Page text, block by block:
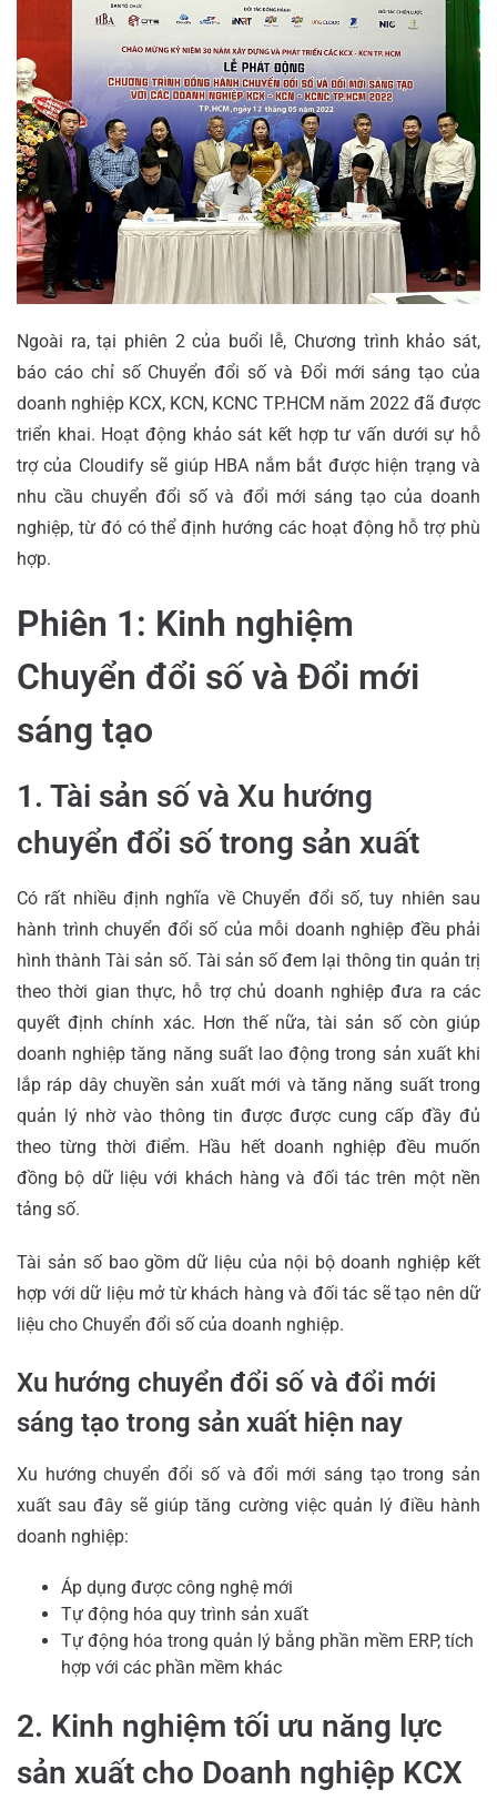
Ngoài ra, tại phiên 2 của buổi lễ, Chương trình khảo sát,
báo cáo chỉ số Chuyển đổi số và Đổi mới sáng tạo của
doanh nghiệp KCX, KCN, KCNC TP.HCM năm 2022 đã được
triển khai. Hoạt động khảo sát kết hợp tư vấn dưới sự hỗ
trợ của Cloudify sẽ giúp HBA nắm bắt được hiện trạng và
nhu cầu chuyển đổi số và đổi mới sáng tạo của doanh
nghiệp, từ đó có thể định hướng các hoạt động hỗ trợ phù
hợp.
Phiên 1: Kinh nghiệm
Chuyển đổi số và Đổi mới
sáng tạo
1. Tài sản số và Xu hướng
chuyển đổi số trong sản xuất
Có rất nhiều định nghĩa về Chuyển đổi số, tuy nhiên sau
hành trình chuyển đổi số của mỗi doanh nghiệp đều phải
hình thành Tài sản số. Tài sản số đem lại thông tin quản trị
theo thời gian thực, hỗ trợ chủ doanh nghiệp đưa ra các
quyết định chính xác. Hơn thế nữa, tài sản số còn giúp
doanh nghiệp tăng năng suất lao động trong sản xuất khi
lắp ráp dây chuyền sản xuất mới và tăng năng suất trong
quản lý nhờ vào thông tin được được cung cấp đầy đủ
theo từng thời điểm. Hầu hết doanh nghiệp đều muốn
đồng bộ dữ liệu với khách hàng và đối tác trên một nền
tảng số.
Tài sản số bao gồm dữ liệu của nội bộ doanh nghiệp kết
hợp với dữ liệu mở từ khách hàng và đối tác sẽ tạo nên dữ
liệu cho Chuyển đổi số của doanh nghiệp.
Xu hướng chuyển đổi số và đổi mới
sáng tạo trong sản xuất hiện nay
Xu hướng chuyển đổi số và đổi mới sáng tạo trong sản
xuất sau đây sẽ giúp tăng cường việc quản lý điều hành
doanh nghiệp:
Áp dụng được công nghệ mới
Tự động hóa quy trình sản xuất
Tự động hóa trong quản lý bằng phần mềm ERP, tích
hợp với các phần mềm khác
2. Kinh nghiệm tối ưu năng lực
sản xuất cho Doanh nghiệp KCX